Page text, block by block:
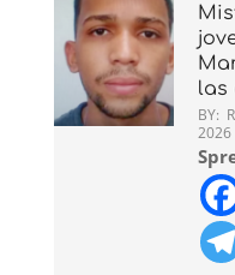
las
BY:
2026